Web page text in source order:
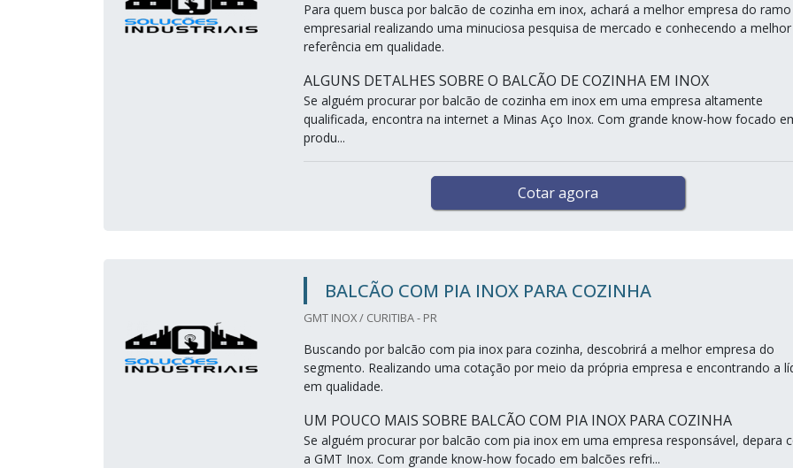
Para quem busca por balcão de cozinha em inox, achará a melhor empresa do ramo
empresarial realizando uma minuciosa pesquisa de mercado e conhecendo a melhor
referência em qualidade.
ALGUNS DETALHES SOBRE O BALCÃO DE COZINHA EM INOX
Se alguém procurar por balcão de cozinha em inox em uma empresa altamente
qualificada, encontra na internet a Minas Aço Inox. Com grande know-how focado
produ...
Cotar agora
BALCÃO COM PIA INOX PARA COZINHA
GMT INOX / CURITIBA - PR
Buscando por balcão com pia inox para cozinha, descobrirá a melhor empresa do
segmento. Realizando uma cotação por meio da própria empresa e encontrando a
em qualidade.
UM POUCO MAIS SOBRE BALCÃO COM PIA INOX PARA COZINHA
Se alguém procurar por balcão com pia inox em uma empresa responsável, depara
a GMT Inox. Com grande know-how focado em balcões refri...